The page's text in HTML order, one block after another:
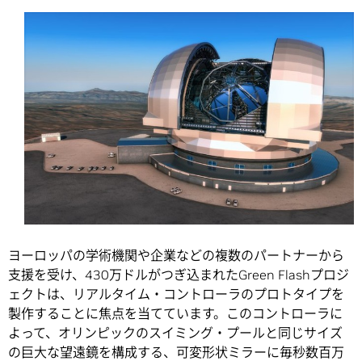
ヨーロッパの学術機関や企業などの複数のパートナーから
支援を受け、430万ドルがつぎ込まれたGreen Flashプロジ
ェクトは、リアルタイム・コントローラのプロトタイプを
製作することに焦点を当てています。このコントローラに
よって、オリンピックのスイミング・プールと同じサイズ
の巨大な望遠鏡を構成する、可変形状ミラーに毎秒数百万